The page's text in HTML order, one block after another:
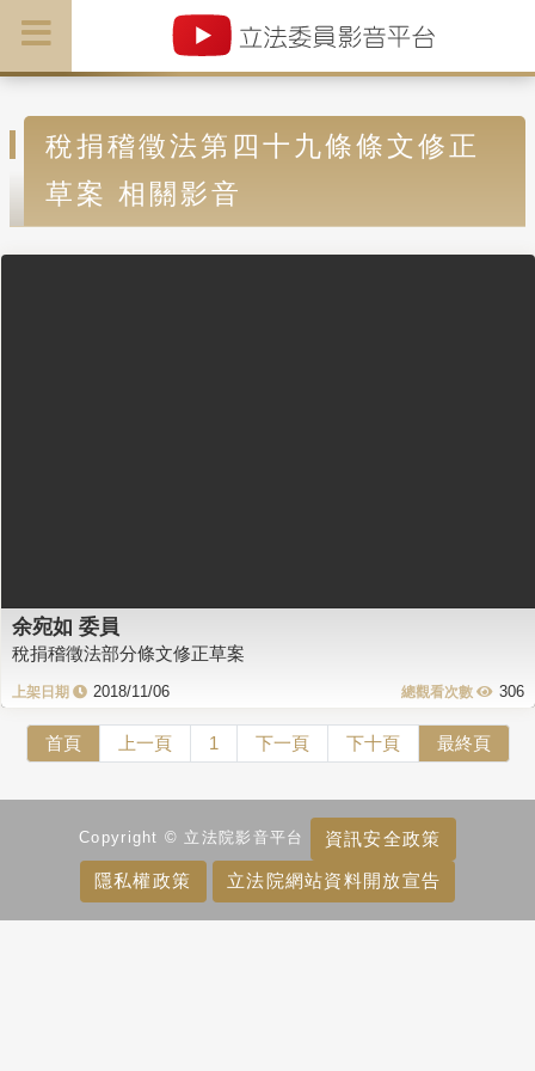
稅捐稽徵法第四十九條條文修正
草案 相關影音
余宛如 委員
稅捐稽徵法部分條文修正草案
2018/11/06 306
首頁 上一頁 1 下一頁 下十頁 最終頁
Copyright © 立法院影音平台 資訊安全政策
隱私權政策 立法院網站資料開放宣告